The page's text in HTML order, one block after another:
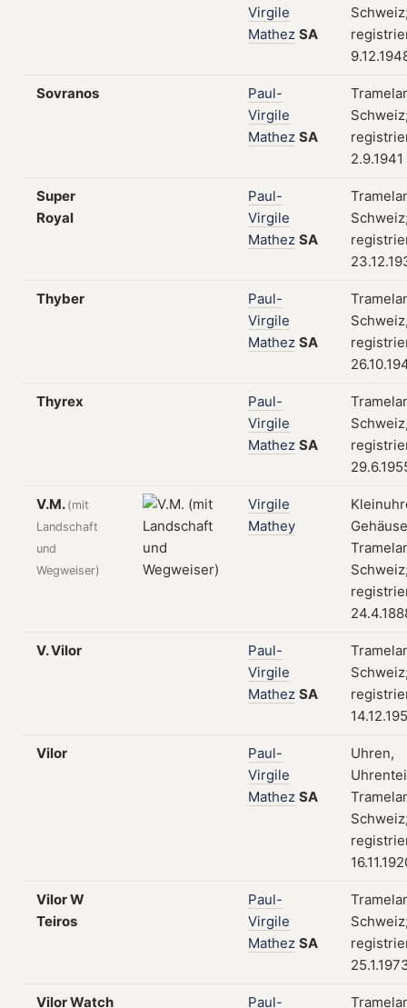
Virgile
Mathez SA
Sovranos
Paul-
Virgile
Mathez SA
2.9.1941
Super
Royal
Paul-
Virgile
Mathez SA
Thyber
Paul-
Virgile
Mathez SA
Thyrex
Paul-
Virgile
Mathez SA
V.M. (mit
Landschaft
und
Wegweiser)
Virgile
Mathey
V. Vilor
Paul-
Virgile
Mathez SA
Vilor
Paul-
Virgile
Mathez SA
Uhren,
Vilor W
Teiros
Paul-
Virgile
Mathez SA
Vilor Watch Paul-